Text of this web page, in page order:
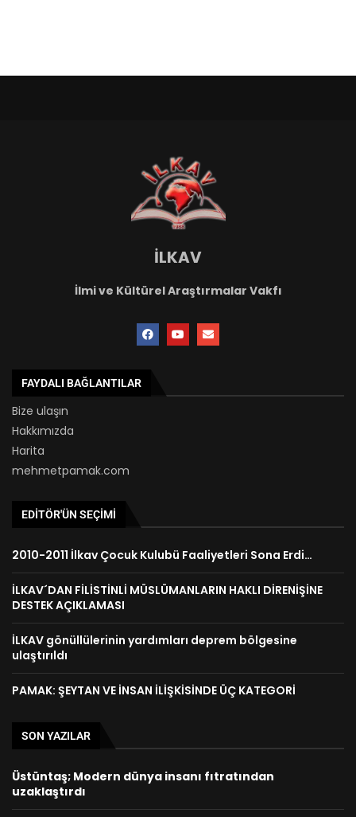
İLKAV
İlmi ve Kültürel Araştırmalar Vakfı
FAYDALI BAĞLANTILAR
Bize ulaşın
Hakkımızda
Harita
mehmetpamak.com
EDITÖR'ÜN SEÇIMI
2010-2011 İlkav Çocuk Kulubü Faaliyetleri Sona Erdi…
İLKAV´DAN FİLİSTİNLİ MÜSLÜMANLARIN HAKLI DİRENİŞİNE
DESTEK AÇIKLAMASI
İLKAV gönüllülerinin yardımları deprem bölgesine
ulaştırıldı
PAMAK: ŞEYTAN VE İNSAN İLİŞKİSİNDE ÜÇ KATEGORİ
SON YAZILAR
Üstüntaş; Modern dünya insanı fıtratından
uzaklaştırdı